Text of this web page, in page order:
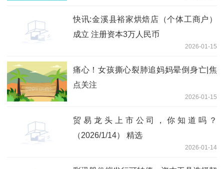
快讯:金溪县裕家烘焙店（个体工商户）
成立 注册资本3万人民币
2026-01-15
痛心！女孩撕心裂肺追妈妈晕倒身亡|焦
点关注
2026-01-15
贸易龙头上市公司，你知道吗？
（2026/1/14） 精选
2026-01-14